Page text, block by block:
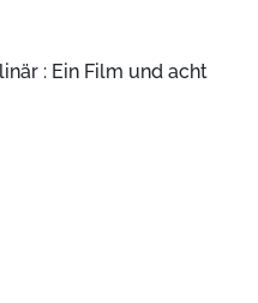
: Ein Film und acht